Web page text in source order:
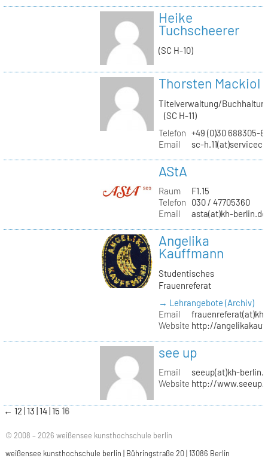
Heike
Tuchscheerer
(SC H-10)
Thorsten Mackiol
Titelverwaltung/
(SC H-11)
Telefon +49 (0)30 688305-
Email
sc-
AStA
Raum
F1.15
Telefon
030 / 47705360
Email
asta(at)kh-berlin.de
Angelika
Kauffmann
Studentisches
Frauenreferat
→ Lehrangebote (Archiv)
Email
Website http://
see up
Email
seeup(at)kh-
Website http://
← 12 13 14 15 16
© 2008 – 2026 weißensee kunsthochschule berlin
weißensee kunsthochschule berlin | Bühringstraße 20 | 13086 Berlin